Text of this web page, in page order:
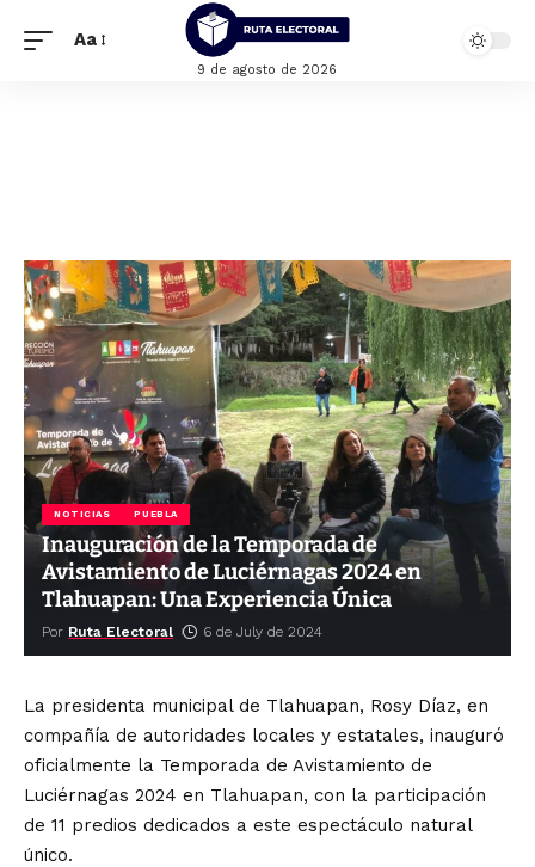
Aa
9 de agosto de 2026
NOTICIAS PUEBLA
Inauguración de la Temporada de
Avistamiento de Luciérnagas 2024 en
Tlahuapan: Una Experiencia Única
Por Ruta Electoral 6 de July de 2024
La presidenta municipal de Tlahuapan, Rosy Díaz, en
compañía de autoridades locales y estatales, inauguró
oficialmente la Temporada de Avistamiento de
Luciérnagas 2024 en Tlahuapan, con la participación
de 11 predios dedicados a este espectáculo natural
único.